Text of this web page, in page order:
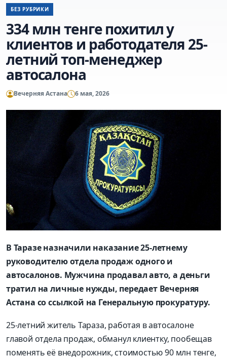
БЕЗ РУБРИКИ
334 млн тенге похитил у
клиентов и работодателя 25-
летний топ-менеджер
автосалона
Вечерняя Астана 6 мая, 2026
В Таразе назначили наказание 25-летнему
руководителю отдела продаж одного и
автосалонов. Мужчина продавал авто, а деньги
тратил на личные нужды, передает Вечерняя
Астана со ссылкой на Генеральную прокуратуру.
25-летний житель Тараза, работая в автосалоне
главой отдела продаж, обманул клиентку, пообещав
поменять её внедорожник, стоимостью 90 млн тенге,